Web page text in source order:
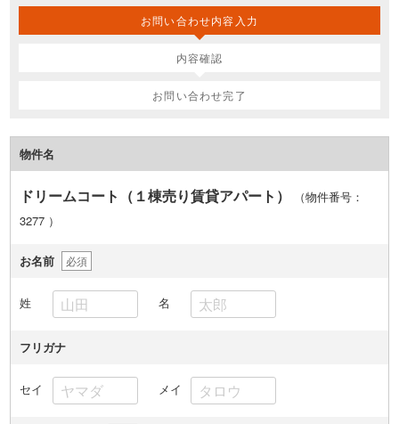
お問い合わせ内容入力
内容確認
お問い合わせ完了
物件名
ドリームコート（１棟売り賃貸アパート）
（物件番号：
3277 ）
お名前 必須
姓 名
フリガナ
セイ メイ